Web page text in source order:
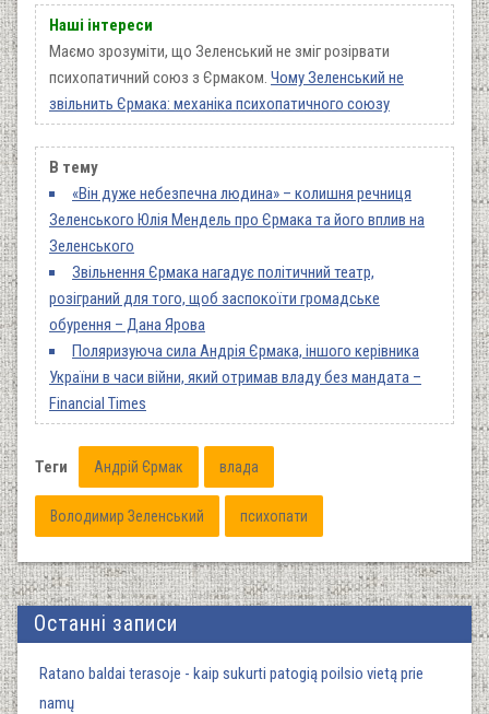
Наші інтереси
Маємо зрозуміти, що Зеленський не зміг розірвати
психопатичний союз з Єрмаком. Чому Зеленський не
звільнить Єрмака: механіка психопатичного союзу
В тему
«Він дуже небезпечна людина» – колишня речниця
Зеленського Юлія Мендель про Єрмака та його вплив на
Зеленського
Звільнення Єрмака нагадує політичний театр,
розіграний для того, щоб заспокоїти громадське
обурення – Дана Ярова
Поляризуюча сила Андрія Єрмака, іншого керівника
України в часи війни, який отримав владу без мандата –
Financial Times
Теги Андрій Єрмак влада
Володимир Зеленський психопати
Останні записи
Ratano baldai terasoje - kaip sukurti patogią poilsio vietą prie
namų